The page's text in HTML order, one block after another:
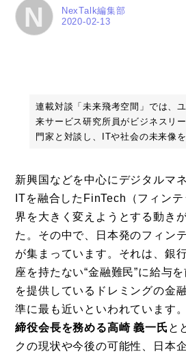
N 2020-02-13
NexTalk編集部
連載対談「未来飛考空間」では、
来サービス研究所員がビジネスリ
門家と対談し、ITや社会の未来像
新興国などを中心にデジタルマ
ITを融合したFinTech（フィン
界を大きく変えようとする動き
た。その中で、日本発のフィン
が集まっています。それは、銀
座を持たない“金融難民”に給与
を提供しているドレミングの金
準に最も近いといわれています。
締役会長を務める高崎 義一氏 と
クの現状や今後の可能性、日本